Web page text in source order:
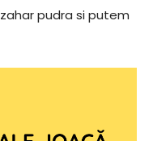
pudra si putem